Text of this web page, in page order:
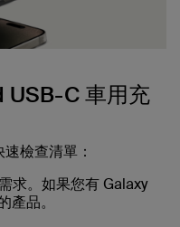
USB-C 車用充
檢查清單：
求。如果您有 Galaxy
品。